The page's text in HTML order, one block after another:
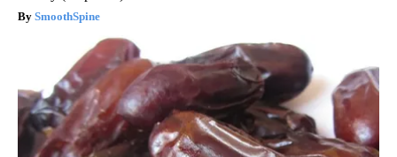
SmoothSpine